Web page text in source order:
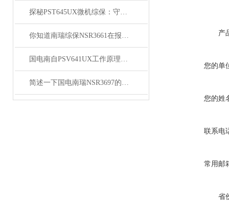
探秘PST645UX微机综保：守护电网稳定的关键设备
你知道南瑞综保NSR3661在报价中的注意事项吗
国电南自PSV641UX工作原理与核心功能拆解
简述一下国电南瑞NSR3697的安装步骤
产
您的单
您的姓
联系电
常用邮
省